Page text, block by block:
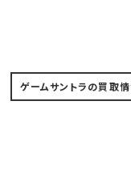
ゲームサントラの買取